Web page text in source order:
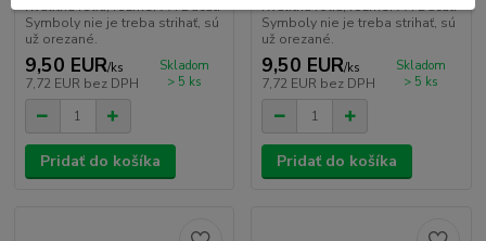
Kvalitná fólia, rozmer A4 Ducati
Symboly nie je treba strihať, sú
už orezané.
9,50 EUR/ks
7,72 EUR bez DPH
Skladom
> 5 ks
Pridať do košíka
Kvalitná fólia, rozmer A4 Ducati
Symboly nie je treba strihať, sú
už orezané.
9,50 EUR/ks
7,72 EUR bez DPH
Skladom
> 5 ks
Pridať do košíka